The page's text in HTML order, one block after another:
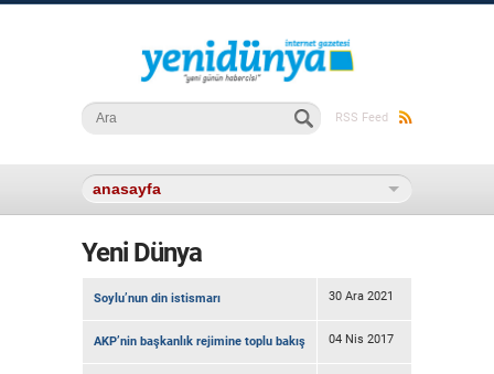
RSS Feed
Arama formu
Ara
Yeni Dünya
Soylu’nun din istismarı 30 Ara 2021
AKP’nin başkanlık rejimine toplu bakış 04 Nis 2017